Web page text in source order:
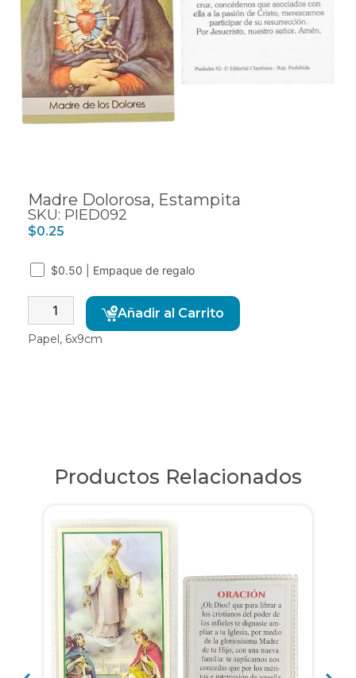
Madre Dolorosa, Estampita
SKU: PIED092
$0.25
$0.50 | Empaque de regalo
Añadir al Carrito
Papel, 6x9cm
Productos Relacionados